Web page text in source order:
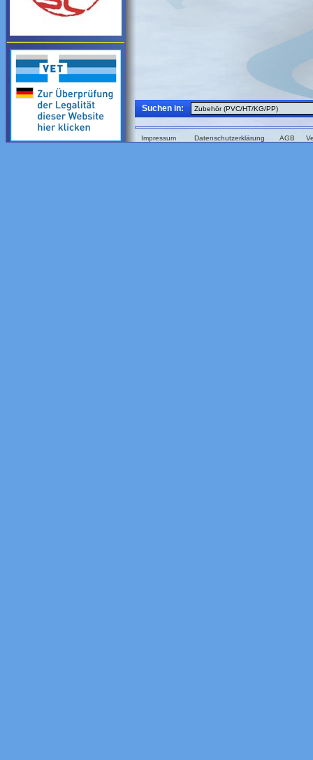
Suchen in:
Impressum Datenschutzerklärung AGB